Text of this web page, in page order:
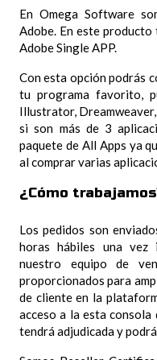
-
Ai
y
cantidad
En Omega Software
Adobe. En este
Adobe Single APP.
Con esta opción podrás
tu programa favorito,
Illustrator,
si son más de 3
paquete de All Apps ya
al comprar varias
¿Cómo
Los pedidos son
horas hábiles una vez
nuestro equipo de
proporcionados para
de cliente en la
acceso a la esta consola
tendrá adjudicada y